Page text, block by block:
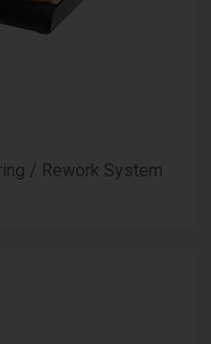
/ Rework System